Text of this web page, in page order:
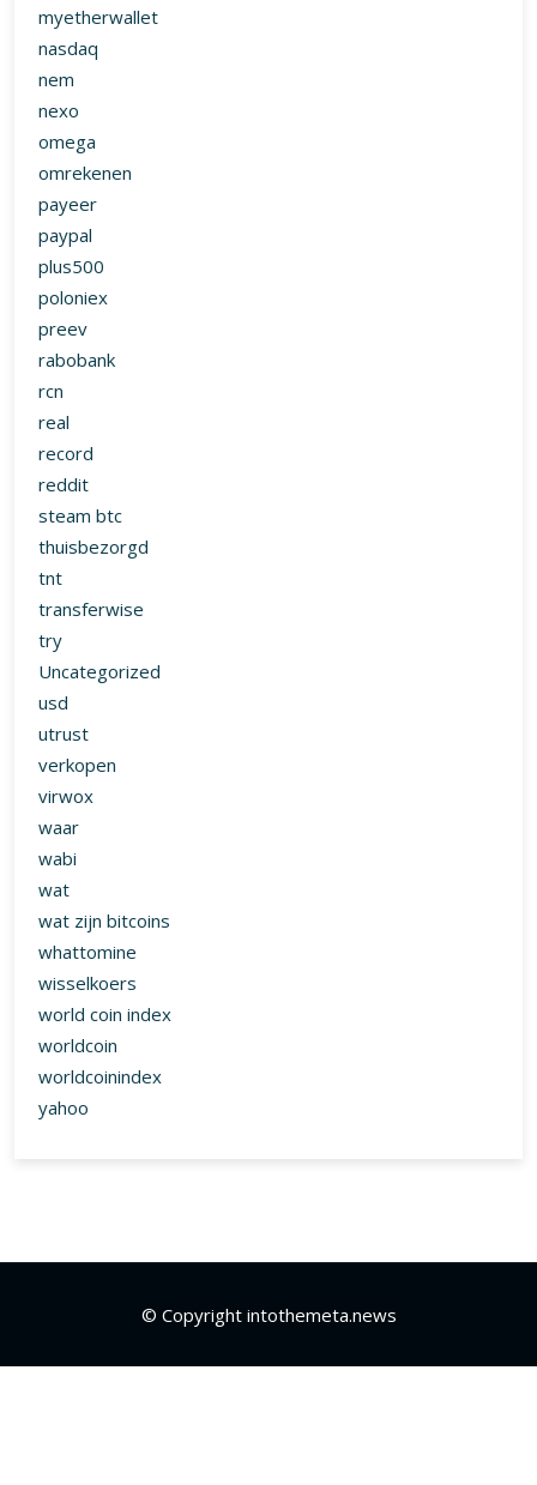
myetherwallet
nasdaq
nem
nexo
omega
omrekenen
payeer
paypal
plus500
poloniex
preev
rabobank
rcn
real
record
reddit
steam btc
thuisbezorgd
tnt
transferwise
try
Uncategorized
usd
utrust
verkopen
virwox
waar
wabi
wat
wat zijn bitcoins
whattomine
wisselkoers
world coin index
worldcoin
worldcoinindex
yahoo
© Copyright intothemeta.news